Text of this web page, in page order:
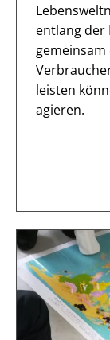
entlang der
leisten
agieren.